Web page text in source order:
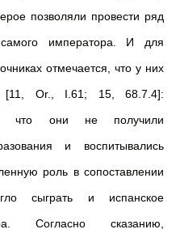
позволяли провести ряд
императора. И для
отмечается, что у них
[11, Or., I.61; 15, 68.7.4]:
что они не получили
и воспитывались
роль в сопоставлении
сыграть и испанское
Согласно сказанию,